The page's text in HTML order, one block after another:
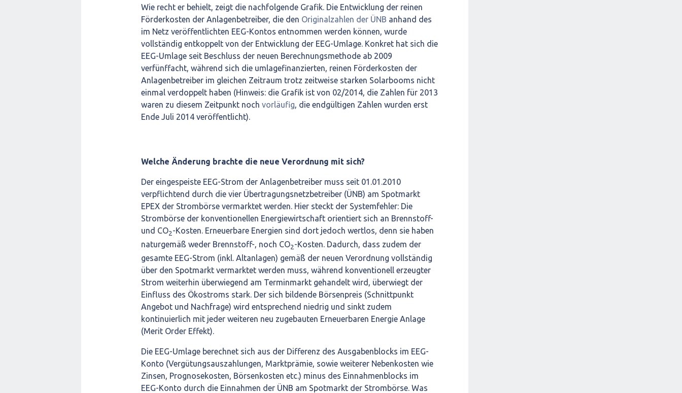
Wie recht er behielt, zeigt die nachfolgende Grafik. Die Entwicklung der reinen
Förderkosten der Anlagenbetreiber, die den Originalzahlen der ÜNB anhand des
im Netz veröffentlichten EEG-Kontos entnommen werden können, wurde
vollständig entkoppelt von der Entwicklung der EEG-Umlage. Konkret hat sich die
EEG-Umlage seit Beschluss der neuen Berechnungsmethode ab 2009
verfünffacht, während sich die umlagefinanzierten, reinen Förderkosten der
Anlagenbetreiber im gleichen Zeitraum trotz zeitweise starken Solarbooms nicht
einmal verdoppelt haben (Hinweis: die Grafik ist von 02/2014, die Zahlen für 2013
waren zu diesem Zeitpunkt noch vorläufig, die endgültigen Zahlen wurden erst
Ende Juli 2014 veröffentlicht).
Welche Änderung brachte die neue Verordnung mit sich?
Der eingespeiste EEG-Strom der Anlagenbetreiber muss seit 01.01.2010
verpflichtend durch die vier Übertragungsnetzbetreiber (ÜNB) am Spotmarkt
EPEX der Strombörse vermarktet werden. Hier steckt der Systemfehler: Die
Strombörse der konventionellen Energiewirtschaft orientiert sich an Brennstoff-
und CO2-Kosten. Erneuerbare Energien sind dort jedoch wertlos, denn sie haben
naturgemäß weder Brennstoff-, noch CO2-Kosten. Dadurch, dass zudem der
gesamte EEG-Strom (inkl. Altanlagen) gemäß der neuen Verordnung vollständig
über den Spotmarkt vermarktet werden muss, während konventionell erzeugter
Strom weiterhin überwiegend am Terminmarkt gehandelt wird, überwiegt der
Einfluss des Ökostroms stark. Der sich bildende Börsenpreis (Schnittpunkt
Angebot und Nachfrage) wird entsprechend niedrig und sinkt zudem
kontinuierlich mit jeder weiteren neu zugebauten Erneuerbaren Energie Anlage
(Merit Order Effekt).
Die EEG-Umlage berechnet sich aus der Differenz des Ausgabenblocks im EEG-
Konto (Vergütungsauszahlungen, Marktprämie, sowie weiterer Nebenkosten wie
Zinsen, Prognosekosten, Börsenkosten etc.) minus des Einnahmenblocks im
EEG-Konto durch die Einnahmen der ÜNB am Spotmarkt der Strombörse. Was